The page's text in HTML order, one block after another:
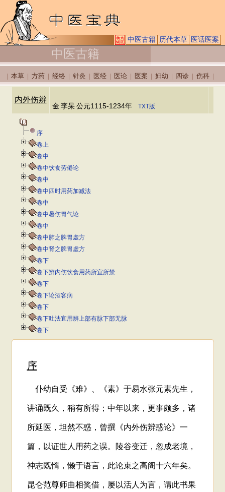
中医古籍 历代本草 医话医案
中医古籍
本草 方药 经络 针灸 医经 医论 医案 妇幼 四诊 伤科
内外伤辨
金 李杲 公元1115-1234年 TXT版
序
卷上
卷中
卷中饮食劳倦论
卷中
卷中四时用药加减法
卷中
卷中暑伤胃气论
卷中
卷中肺之脾胃虚方
卷中肾之脾胃虚方
卷下
卷下辨内伤饮食用药所宜所禁
卷下
卷下论酒客病
卷下
卷下吐法宜用辨上部有脉下部无脉
卷下